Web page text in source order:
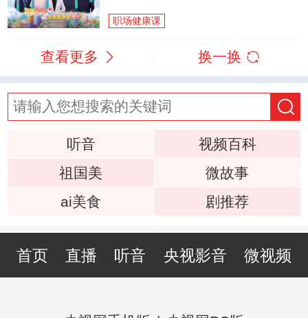
职场健康课
查看更多 换一换
听音
视频百科
祖国美
微故事
ai美食
剧推荐
首页 直播 听音 央视影音 微视频